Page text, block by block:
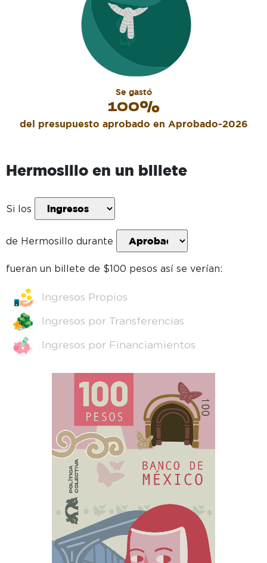
Se gastó
100%
del presupuesto aprobado en Aprobado-2026
Hermosillo en un billete
Si los
de Hermosillo durante
fueran un billete de $100 pesos así se verían:
Ingresos Propios
Ingresos por Transferencias
Ingresos por Financiamientos